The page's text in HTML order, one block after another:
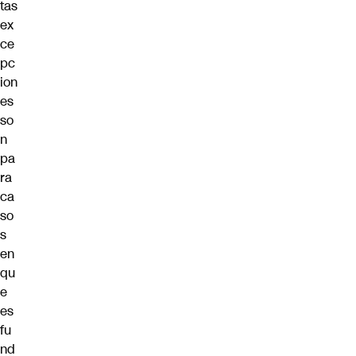
tas
ex
ce
pc
ion
es
so
n
pa
ra
ca
so
s
en
qu
e
es
fu
nd